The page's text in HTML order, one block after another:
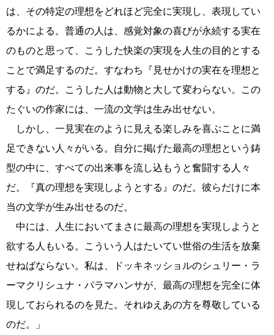
は、その特定の理想をどれほど完全に実現し、表現してい
るかによる。普通の人は、感覚対象の喜びが永続する実在
のものと思って、こうした快楽の実現を人生の目的とする
ことで満足するのだ。すなわち『見せかけの実在を理想と
する』のだ。こうした人は動物と大して変わらない。この
たぐいの作家には、一流の文学は生み出せない。
しかし、一見実在のように見える楽しみを喜ぶことに満
足できない人々がいる。自分に掲げた最高の理想という鋳
型の中に、すべての出来事を流し込もうと奮闘する人々
だ。『真の理想を実現しようとする』のだ。彼らだけに本
当の文学が生み出せるのだ。
中には、人生においてまさに最高の理想を実現しようと
欲する人もいる。こういう人はたいてい世俗の生活を放棄
せねばならない。私は、ドッキネッショルのシュリー・ラ
ーマクリシュナ・パラマハンサが、最高の理想を完全に体
現しておられるのを見た。それゆえあの方を尊敬している
のだ。」